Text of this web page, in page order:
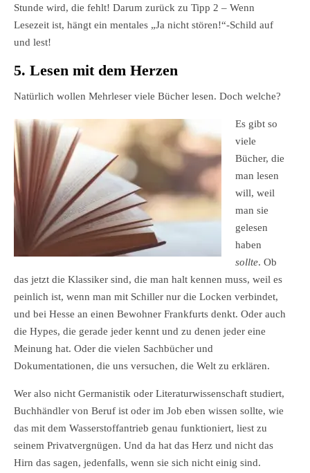
Stunde wird, die fehlt! Darum zurück zu Tipp 2 – Wenn
Lesezeit ist, hängt ein mentales „Ja nicht stören!“-Schild auf
und lest!
5. Lesen mit dem Herzen
Natürlich wollen Mehrleser viele Bücher lesen. Doch welche?
Es gibt so
viele
Bücher, die
man lesen
will, weil
man sie
gelesen
haben
sollte. Ob
das jetzt die Klassiker sind, die man halt kennen muss, weil es
peinlich ist, wenn man mit Schiller nur die Locken verbindet,
und bei Hesse an einen Bewohner Frankfurts denkt. Oder auch
die Hypes, die gerade jeder kennt und zu denen jeder eine
Meinung hat. Oder die vielen Sachbücher und
Dokumentationen, die uns versuchen, die Welt zu erklären.
Wer also nicht Germanistik oder Literaturwissenschaft studiert,
Buchhändler von Beruf ist oder im Job eben wissen sollte, wie
das mit dem Wasserstoffantrieb genau funktioniert, liest zu
seinem Privatvergnügen. Und da hat das Herz und nicht das
Hirn das sagen, jedenfalls, wenn sie sich nicht einig sind.